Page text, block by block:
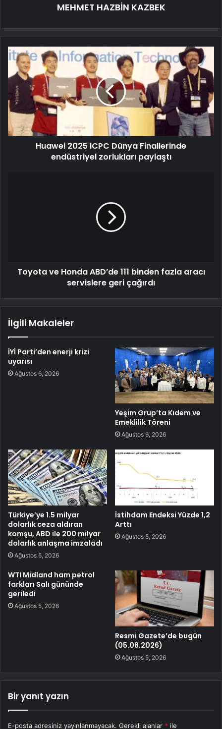
MEHMET HAZBİN KAZBEK
Huawei 2025 ICPC Dünya Finallerinde
endüstriyel zorlukları paylaştı
Toyota ve Honda ABD’de 111 binden fazla aracı
servislere geri çağırdı
İlgili Makaleler
İYİ Parti’den enerji krizi
uyarısı
Ağustos 6, 2026
Yeşim Grup’ta Kıdem ve
Emeklilik Töreni
Ağustos 6, 2026
Türkiye’ye 1.5 milyar
dolarlık ceza aldıran
komşu, ABD ile 200 milyar
dolarlık anlaşma imzaladı
Ağustos 5, 2026
İstihdam Endeksi Yüzde 1,2
Arttı
Ağustos 5, 2026
WTI Midland ham petrol
farkları Salı gününde
geriledi
Ağustos 5, 2026
Resmi Gazete’de bugün
(05.08.2026)
Ağustos 5, 2026
Bir yanıt yazın
E-posta adresiniz yayınlanmayacak. Gerekli alanlar * ile